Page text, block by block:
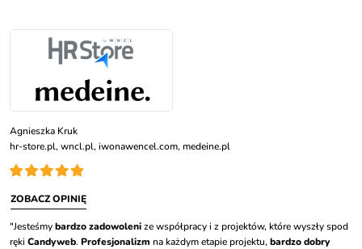
Agnieszka Kruk
hr-store.pl, wncl.pl, iwonawencel.com, medeine.pl
ZOBACZ OPINIĘ
"Jesteśmybardzo zadowolenize współpracy i z projektów, które wyszły spod
ręki Candyweb. Profesjonalizm na każdym etapie projektu, bardzo dobry